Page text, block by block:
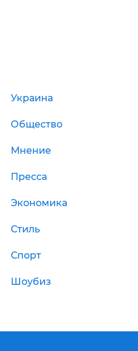
Украина
Общество
Мнение
Пресса
Экономика
Стиль
Спорт
Шоубиз